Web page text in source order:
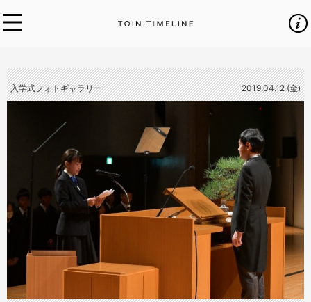
入学式フォトギャラリー 2019.04.12 (金)